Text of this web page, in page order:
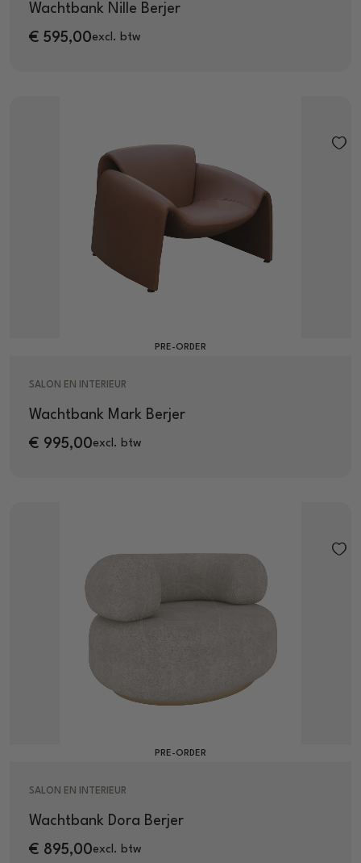
Wachtbank Nille Berjer
€ 595,00excl. btw
PRE-ORDER
SALON EN INTERIEUR
Wachtbank Mark Berjer
€ 995,00excl. btw
PRE-ORDER
SALON EN INTERIEUR
Wachtbank Dora Berjer
€ 895,00excl. btw